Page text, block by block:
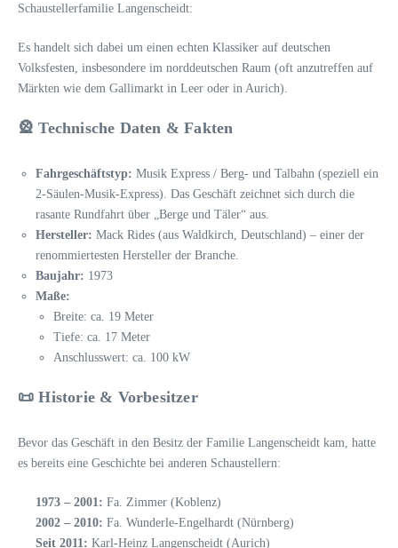
Schaustellerfamilie Langenscheidt:
Es handelt sich dabei um einen echten Klassiker auf deutschen
Volksfesten, insbesondere im norddeutschen Raum (oft anzutreffen auf
Märkten wie dem Gallimarkt in Leer oder in Aurich).
🎡 Technische Daten & Fakten
Fahrgeschäftstyp: Musik Express / Berg- und Talbahn (speziell ein
2-Säulen-Musik-Express). Das Geschäft zeichnet sich durch die
rasante Rundfahrt über „Berge und Täler“ aus.
Hersteller: Mack Rides (aus Waldkirch, Deutschland) – einer der
renommiertesten Hersteller der Branche.
Baujahr: 1973
Maße:
Breite: ca. 19 Meter
Tiefe: ca. 17 Meter
Anschlusswert: ca. 100 kW
📜 Historie & Vorbesitzer
Bevor das Geschäft in den Besitz der Familie Langenscheidt kam, hatte
es bereits eine Geschichte bei anderen Schaustellern:
1973 – 2001: Fa. Zimmer (Koblenz)
2002 – 2010: Fa. Wunderle-Engelhardt (Nürnberg)
Seit 2011: Karl-Heinz Langenscheidt (Aurich)